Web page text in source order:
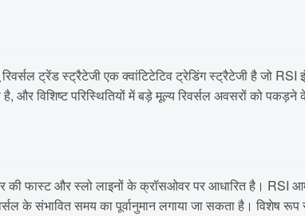
ट्रेंड स्ट्रैटेजी एक क्वांटिटेटिव ट्रेडिंग स्ट्रैटेजी है जो
और विशिष्ट परिस्थितियों में बड़े मूल्य रिवर्सल अवसरों को
की फास्ट और स्लो लाइनों के क्रॉसओवर पर आधारित है। RSI
संभावित समय का पूर्वानुमान लगाया जा सकता है। विशेष रूप